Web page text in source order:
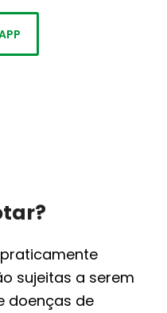
sujeitas a serem
doenças de